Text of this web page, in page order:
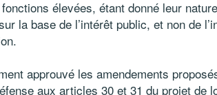
élevées, étant donné leur
la base de l’intérêt public, et non de
approuvé les amendements
aux articles 30 et 31 du projet de